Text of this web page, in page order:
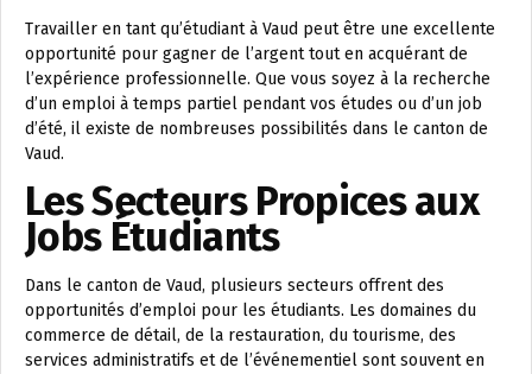
Travailler en tant qu’étudiant à Vaud peut être une excellente
opportunité pour gagner de l’argent tout en acquérant de
l’expérience professionnelle. Que vous soyez à la recherche
d’un emploi à temps partiel pendant vos études ou d’un job
d’été, il existe de nombreuses possibilités dans le canton de
Vaud.
Les Secteurs Propices aux
Jobs Étudiants
Dans le canton de Vaud, plusieurs secteurs offrent des
opportunités d’emploi pour les étudiants. Les domaines du
commerce de détail, de la restauration, du tourisme, des
services administratifs et de l’événementiel sont souvent en